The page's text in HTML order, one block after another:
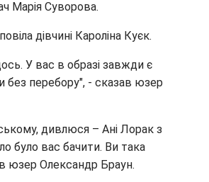
Марія Суворова.
дівчині Кароліна Куєк.
У вас в образі завжди є
без перебору", - сказав юзер
дивлюся – Ані Лорак з
було вас бачити. Ви така
юзер Олександр Браун.